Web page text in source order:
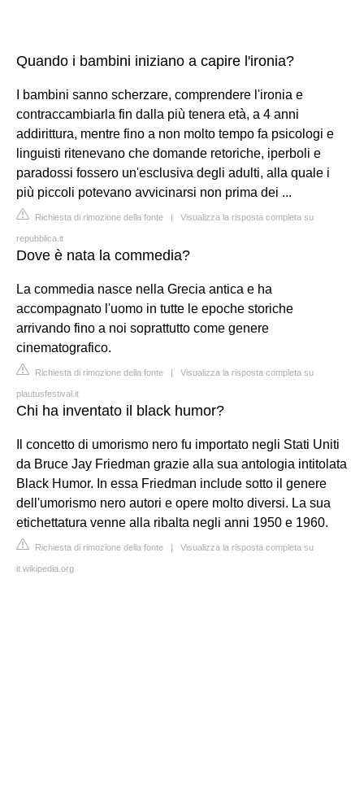
Quando i bambini iniziano a capire l'ironia?
I bambini sanno scherzare, comprendere l'ironia e
contraccambiarla fin dalla più tenera età, a 4 anni
addirittura, mentre fino a non molto tempo fa psicologi e
linguisti ritenevano che domande retoriche, iperboli e
paradossi fossero un'esclusiva degli adulti, alla quale i
più piccoli potevano avvicinarsi non prima dei ...
Richiesta di rimozione della fonte | Visualizza la risposta completa su
repubblica.it
Dove è nata la commedia?
La commedia nasce nella Grecia antica e ha
accompagnato l'uomo in tutte le epoche storiche
arrivando fino a noi soprattutto come genere
cinematografico.
Richiesta di rimozione della fonte | Visualizza la risposta completa su
plautusfestival.it
Chi ha inventato il black humor?
Il concetto di umorismo nero fu importato negli Stati Uniti
da Bruce Jay Friedman grazie alla sua antologia intitolata
Black Humor. In essa Friedman include sotto il genere
dell'umorismo nero autori e opere molto diversi. La sua
etichettatura venne alla ribalta negli anni 1950 e 1960.
Richiesta di rimozione della fonte | Visualizza la risposta completa su
it.wikipedia.org